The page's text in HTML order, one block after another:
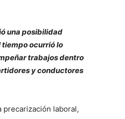
una posibilidad
tiempo ocurrió lo
trabajos dentro
y conductores
precarización laboral,